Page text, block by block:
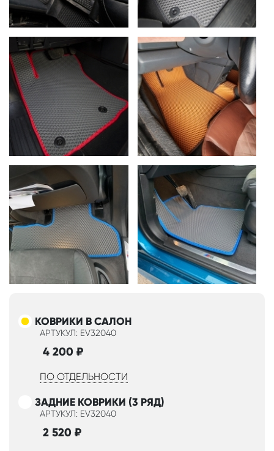
КОВРИКИ В САЛОН
АРТУКУЛ: EV32040
4 200 ₽
ПО ОТДЕЛЬНОСТИ
ЗАДНИЕ КОВРИКИ (3 РЯД)
АРТУКУЛ: EV32040
2 520 ₽